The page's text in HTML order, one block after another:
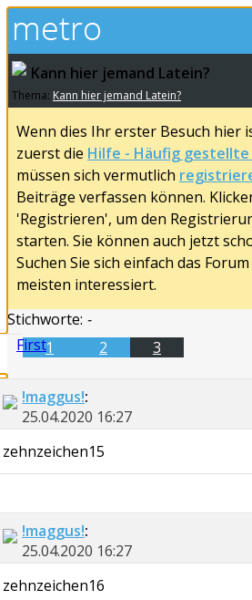
Kann hier jemand Latein?
Thema: Kann hier jemand Latein?
Wenn dies Ihr erster Besuch hier
zuerst die Hilfe - Häufig gestellte
müssen sich vermutlich
Beiträge verfassen können.
'Registrieren', um den
starten. Sie können auch jetzt
Suchen Sie sich einfach das
meisten interessiert.
Stichworte: -
1
2 3
First
!maggus!:
25.04.2020 16:27
zehnzeichen15
!maggus!:
25.04.2020 16:27
zehnzeichen16